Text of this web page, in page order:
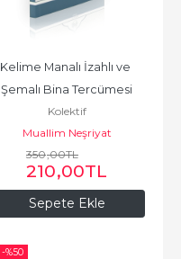
Sepete Ekle
Kelime Manalı İzahlı ve
Şemalı Bina Tercümesi
Kolektif
Muallim Neşriyat
350,00TL
210,00TL
-%50